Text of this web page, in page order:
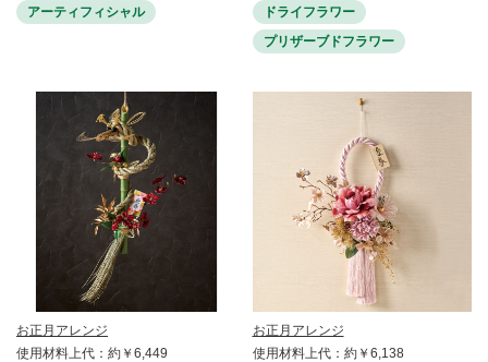
アーティフィシャル
ドライフラワー
プリザーブドフラワー
お正月アレンジ
使用材料上代：約￥6,449
お正月アレンジ
使用材料上代：約￥6,138